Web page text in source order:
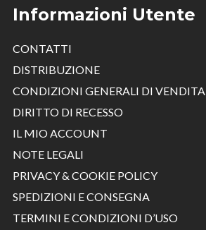
Informazioni Utente
CONTATTI
DISTRIBUZIONE
CONDIZIONI GENERALI DI VENDITA
DIRITTO DI RECESSO
IL MIO ACCOUNT
NOTE LEGALI
PRIVACY & COOKIE POLICY
SPEDIZIONI E CONSEGNA
TERMINI E CONDIZIONI D’USO